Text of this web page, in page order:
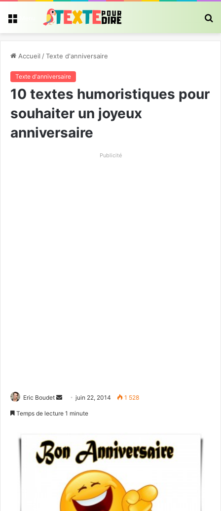
Accueil /Texte d'anniversaire
Texte d'anniversaire
10 textes humoristiques pour
souhaiter un joyeux
anniversaire
Publicité
Eric Boudet
y
e
n
juin 22, 2014 1 528
Temps de lecture 1 minute